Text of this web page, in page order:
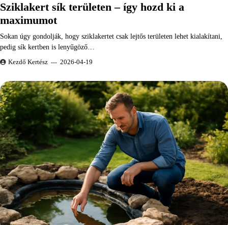
Sziklakert sík területen – így hozd ki a
maximumot
Sokan úgy gondolják, hogy sziklakertet csak lejtős területen lehet kialakítani,
pedig sík kertben is lenyűgöző…
Kezdő Kertész 2026-04-19